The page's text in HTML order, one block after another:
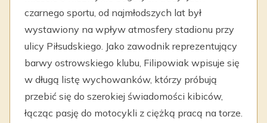
czarnego sportu, od najmłodszych lat był
wystawiony na wpływ atmosfery stadionu przy
ulicy Piłsudskiego. Jako zawodnik reprezentujący
barwy ostrowskiego klubu, Filipowiak wpisuje się
w długą listę wychowanków, którzy próbują
przebić się do szerokiej świadomości kibiców,
łącząc pasję do motocykli z ciężką pracą na torze.